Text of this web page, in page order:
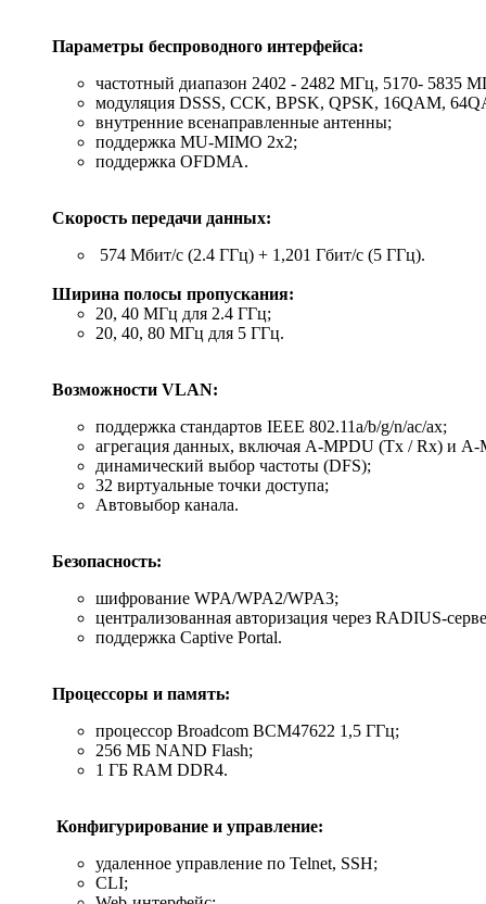
Параметры беспроводного интерфейса:
частотный диапазон 2402 - 2482 МГц, 5170- 5835
модуляция DSSS, CCK, BPSK, QPSK, 16QAM,
внутренние всенаправленные антенны;
поддержка MU-MIMO 2x2;
поддержка OFDMA.
Скорость передачи данных:
574 Мбит/c (2.4 ГГц) + 1,201 Гбит/с (5 ГГц).
Ширина полосы пропускания:
20, 40 МГц для 2.4 ГГц;
20, 40, 80 МГц для 5 ГГц.
Возможности VLAN:
поддержка стандартов IEEE 802.11a/b/g/n/ac/ax;
агрегация данных, включая A-MPDU (Tx / Rx) и А-
динамический выбор частоты (DFS);
32 виртуальные точки доступа;
Автовыбор канала.
Безопасность:
шифрование WPA/WPA2/WPA3;
централизованная авторизация через RADIUS-
поддержка Captive Portal.
Процессоры и память:
процессор Broadcom BCM47622 1,5 ГГц;
256 MБ NAND Flash;
1 ГБ RAM DDR4.
Конфигурирование и управление:
удаленное управление по Telnet, SSH;
CLI;